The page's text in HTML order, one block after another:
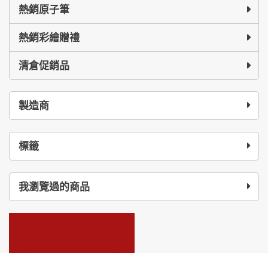
熱銷原子筆
熱銷彩繪贈禮
清倉促銷品
製造商
標籤
我瀏覽過的商品